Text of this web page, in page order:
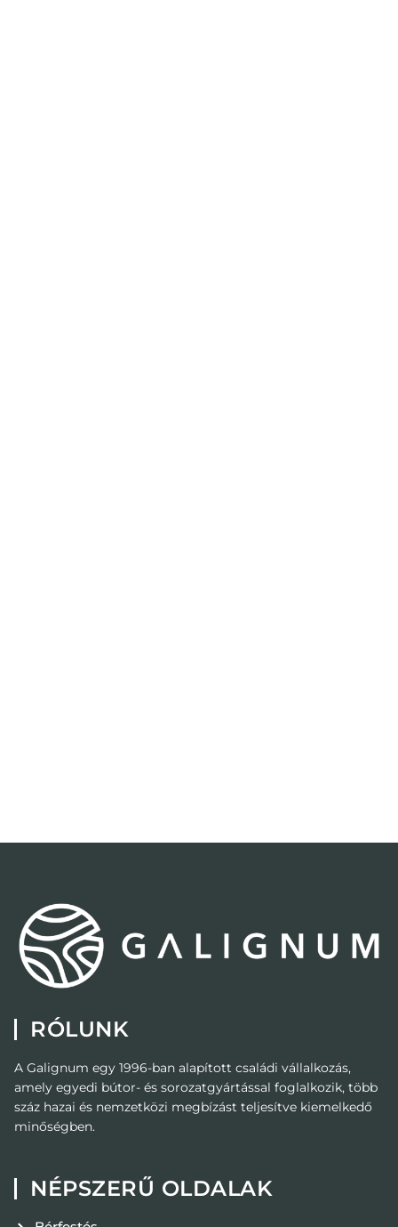
RÓLUNK
A Galignum egy 1996-ban alapított családi vállalkozás,
amely egyedi bútor- és sorozatgyártással foglalkozik, több
száz hazai és nemzetközi megbízást teljesítve kiemelkedő
minőségben.
NÉPSZERŰ OLDALAK